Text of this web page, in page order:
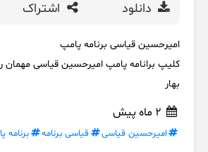
دانلود اشتراک
امیرحسین قیاسی برنامه پامپ
کلیپ برانامه پامپ امیرحسین قیاسی مهمان
بهار
امیرحسین قیاسی قیاسی برنامه برنامه